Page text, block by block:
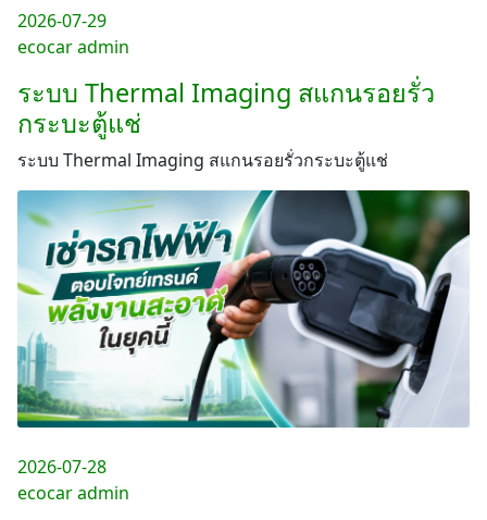
2026-07-29
ecocar admin
ระบบ Thermal Imaging สแกนรอยรั่ว
กระบะตู้แช่
ระบบ Thermal Imaging สแกนรอยรั่วกระบะตู้แช่
2026-07-28
ecocar admin